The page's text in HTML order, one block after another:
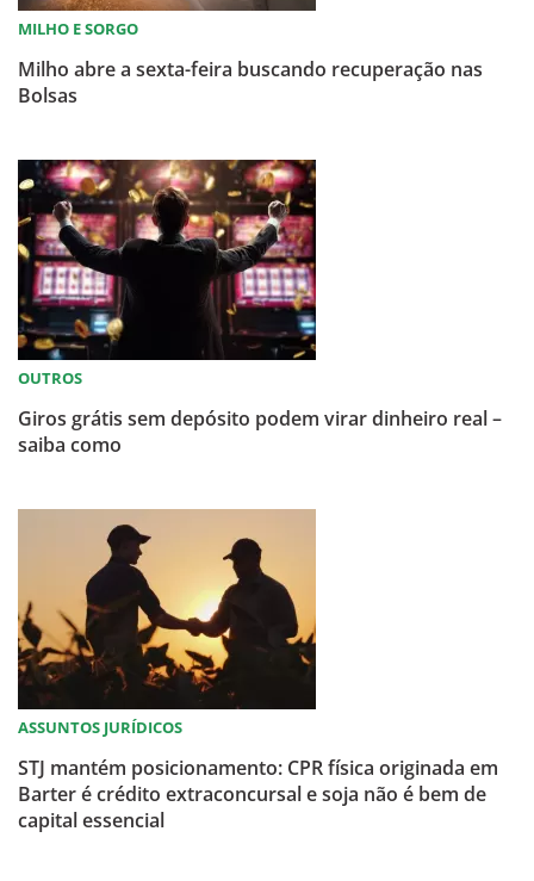
MILHO E SORGO
Milho abre a sexta-feira buscando recuperação nas
Bolsas
OUTROS
Giros grátis sem depósito podem virar dinheiro real –
saiba como
ASSUNTOS JURÍDICOS
STJ mantém posicionamento: CPR física originada em
Barter é crédito extraconcursal e soja não é bem de
capital essencial